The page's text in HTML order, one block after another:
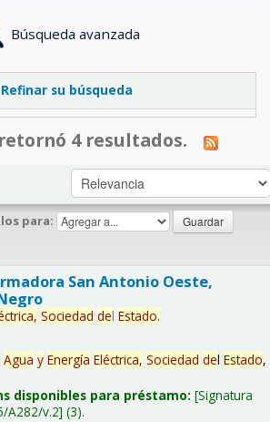
Búsqueda avanzada
Refinar su búsqueda
4 resultados.
para:
San Antonio Oeste,
Sociedad del Estado.
Agua y Energía Eléctrica, Sociedad del Estado,
disponibles para préstamo: Signatura
A282/v.2 (3).